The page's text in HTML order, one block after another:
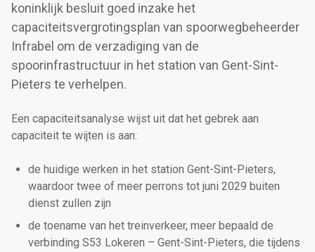
koninklijk besluit goed inzake het
capaciteitsvergrotingsplan van spoorwegbeheerder
Infrabel om de verzadiging van de
spoorinfrastructuur in het station van Gent-Sint-
Pieters te verhelpen.
Een capaciteitsanalyse wijst uit dat het gebrek aan
capaciteit te wijten is aan:
de huidige werken in het station Gent-Sint-Pieters,
waardoor twee of meer perrons tot juni 2029 buiten
dienst zullen zijn
de toename van het treinverkeer, meer bepaald de
verbinding S53 Lokeren – Gent-Sint-Pieters, die tijdens